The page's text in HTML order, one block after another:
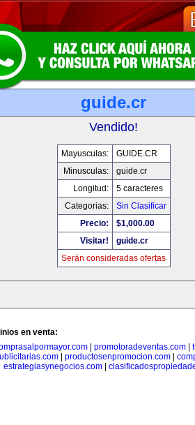
guide.cr
Vendido!
Mayusculas:
GUIDE.CR
Minusculas:
guide.cr
Longitud:
5 caracteres
Categorias:
Sin Clasificar
Precio:
$1,000.00
Visitar!
guide.cr
Serán consideradas ofertas
en venta:
| promotoradeventas.com|
productosenpromocion.com
estrategiasynegocios.com